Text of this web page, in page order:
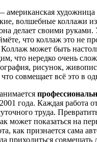
американская художница
волшебные коллажи
делает своими руками.
что коллаж это не
может быть
что нередко очень
рисунок,
что совмещает всё это в
года. Каждая работа
труда.
может показаться на
как признается сама
приходиться совмещать